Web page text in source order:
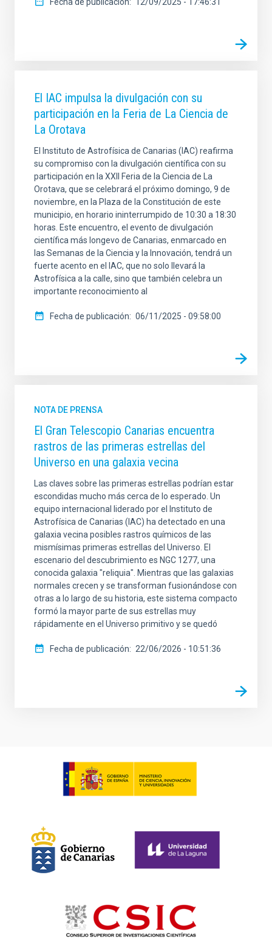
Fecha de publicación 12/09/2025 - 17:46:31
El IAC impulsa la divulgación con su
participación en la Feria de La Ciencia de
La Orotava
El Instituto de Astrofísica de Canarias (IAC) reafirma
su compromiso con la divulgación científica con su
participación en la XXII Feria de la Ciencia de La
Orotava, que se celebrará el próximo domingo, 9 de
noviembre, en la Plaza de la Constitución de este
municipio, en horario ininterrumpido de 10:30 a 18:30
horas. Este encuentro, el evento de divulgación
científica más longevo de Canarias, enmarcado en
las Semanas de la Ciencia y la Innovación, tendrá un
fuerte acento en el IAC, que no solo llevará la
Astrofísica a la calle, sino que también celebra un
importante reconocimiento al
Fecha de publicación 06/11/2025 - 09:58:00
NOTA DE PRENSA
El Gran Telescopio Canarias encuentra
rastros de las primeras estrellas del
Universo en una galaxia vecina
Las claves sobre las primeras estrellas podrían estar
escondidas mucho más cerca de lo esperado. Un
equipo internacional liderado por el Instituto de
Astrofísica de Canarias (IAC) ha detectado en una
galaxia vecina posibles rastros químicos de las
mismísimas primeras estrellas del Universo. El
escenario del descubrimiento es NGC 1277, una
conocida galaxia "reliquia". Mientras que las galaxias
normales crecen y se transforman fusionándose con
otras a lo largo de su historia, este sistema compacto
formó la mayor parte de sus estrellas muy
rápidamente en el Universo primitivo y se quedó
Fecha de publicación 22/06/2026 - 10:51:36